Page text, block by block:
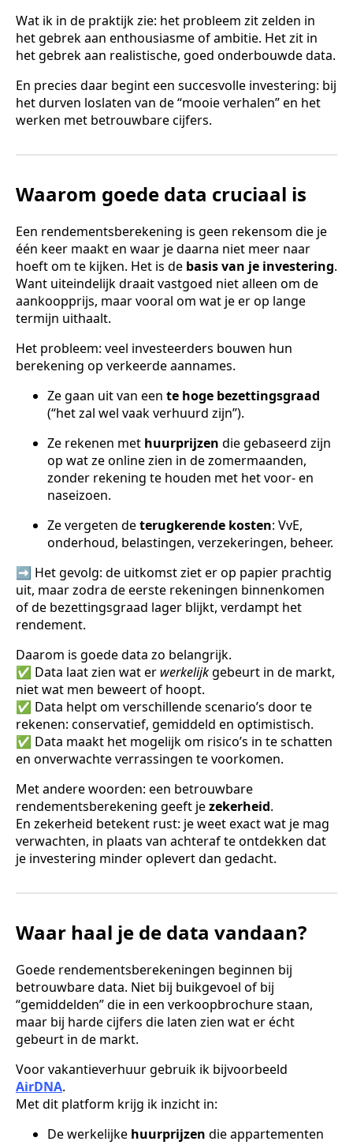
Wat ik in de praktijk zie: het probleem zit zelden in
het gebrek aan enthousiasme of ambitie. Het zit in
het gebrek aan realistische, goed onderbouwde data.
En precies daar begint een succesvolle investering: bij
het durven loslaten van de “mooie verhalen” en het
werken met betrouwbare cijfers.
Waarom goede data cruciaal is
Een rendementsberekening is geen rekensom die je
één keer maakt en waar je daarna niet meer naar
hoeft om te kijken. Het is de basis van je investering.
Want uiteindelijk draait vastgoed niet alleen om de
aankoopprijs, maar vooral om wat je er op lange
termijn uithaalt.
Het probleem: veel investeerders bouwen hun
berekening op verkeerde aannames.
Ze gaan uit van een te hoge bezettingsgraad
(“het zal wel vaak verhuurd zijn”).
Ze rekenen met huurprijzen die gebaseerd zijn
op wat ze online zien in de zomermaanden,
zonder rekening te houden met het voor- en
naseizoen.
Ze vergeten deterugkerende kosten: VvE,
onderhoud, belastingen, verzekeringen, beheer.
➡️ Het gevolg: de uitkomst ziet er op papier prachtig
uit, maar zodra de eerste rekeningen binnenkomen
of de bezettingsgraad lager blijkt, verdampt het
rendement.
Daarom is goede data zo belangrijk.
✅ Data laat zien wat er werkelijkgebeurt in de markt,
niet wat men beweert of hoopt.
✅ Data helpt om verschillende scenario’s door te
rekenen: conservatief, gemiddeld en optimistisch.
✅ Data maakt het mogelijk om risico’s in te schatten
en onverwachte verrassingen te voorkomen.
Met andere woorden: een betrouwbare
rendementsberekening geeft jezekerheid.
En zekerheid betekent rust: je weet exact wat je mag
verwachten, in plaats van achteraf te ontdekken dat
je investering minder oplevert dan gedacht.
Waar haal je de data vandaan?
Goede rendementsberekeningen beginnen bij
betrouwbare data. Niet bij buikgevoel of bij
“gemiddelden” die in een verkoopbrochure staan,
maar bij harde cijfers die laten zien wat er écht
gebeurt in de markt.
Voor vakantieverhuur gebruik ik bijvoorbeeld
AirDNA.
Met dit platform krijg ik inzicht in:
De werkelijke huurprijzen die appartementen